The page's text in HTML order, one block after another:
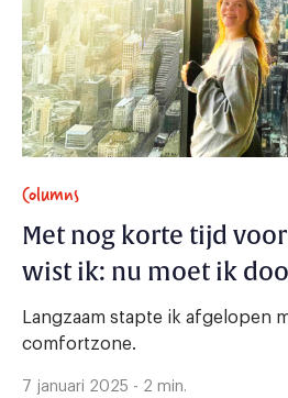
Columns
Met nog korte tijd
wist ik: nu moet ik
Langzaam stapte ik afgelopen
comfortzone.
7 januari 2025 - 2 min.